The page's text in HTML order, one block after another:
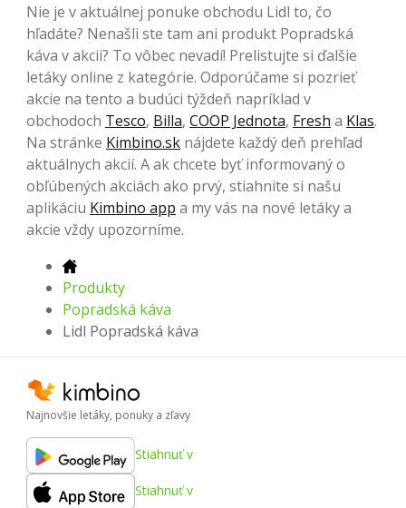
Nie je v aktuálnej ponuke obchodu Lidl to, čo
hľadáte? Nenašli ste tam ani produkt Popradská
káva v akcii? To vôbec nevadí! Prelistujte si ďalšie
letáky online z kategórie. Odporúčame si pozrieť
akcie na tento a budúci týždeň napríklad v
obchodoch Tesco, Billa, COOP Jednota, Fresh a Klas.
Na stránke Kimbino.sk nájdete každý deň prehľad
aktuálnych akcií. A ak chcete byť informovaný o
obľúbených akciách ako prvý, stiahnite si našu
aplikáciu Kimbino app a my vás na nové letáky a
akcie vždy upozorníme.
Produkty
Popradská káva
Lidl Popradská káva
Najnovšie letáky, ponuky a zľavy
Stiahnuť v
Stiahnuť v